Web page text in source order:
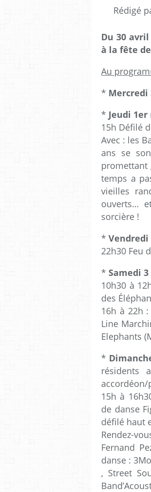
Rédigé
Du 30
à la fête
Au
* Mercredi
* Jeudi 1er
15h Défilé
Avec : les
ans se
promettant
temps a
vieilles
ouverts…
sorcière !
* Vendredi
22h30 Feu
* Samedi
10h30 à
des
16h à 22h
Line
Elephants
*
résidents
accordéon/
15h à
de danse
défilé haut
Rendez-
Fernand
danse :
, Street